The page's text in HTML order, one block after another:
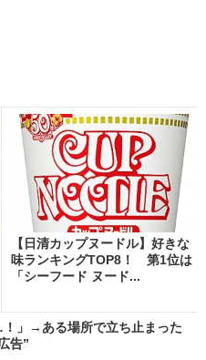
【日清カップヌードル】好きな
味ランキングTOP8！ 第1位は
「シーフード ヌード...
！」→ある場所で立ち止まった
告”